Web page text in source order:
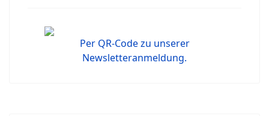
Per QR-Code zu unserer
Newsletteranmeldung.